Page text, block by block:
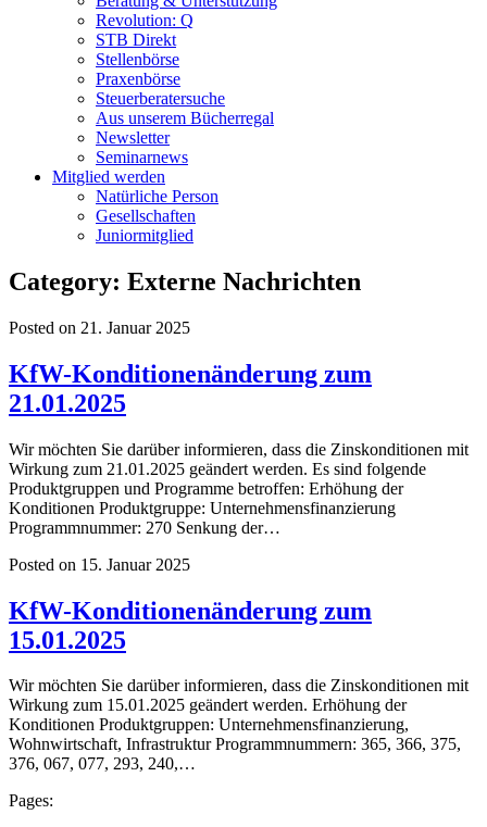
Revolution: Q
STB Direkt
Stellenbörse
Praxenbörse
Steuerberatersuche
Aus unserem Bücherregal
Newsletter
Seminarnews
Mitglied werden
Natürliche Person
Gesellschaften
Juniormitglied
Category: Externe Nachrichten
Posted on 21. Januar 2025
KfW-Konditionenänderung zum
21.01.2025
Wir möchten Sie darüber informieren, dass die Zinskonditionen mit
Wirkung zum 21.01.2025 geändert werden. Es sind folgende
Produktgruppen und Programme betroffen: Erhöhung der
Konditionen Produktgruppe: Unternehmensfinanzierung
Programmnummer: 270 Senkung der…
Posted on 15. Januar 2025
KfW-Konditionenänderung zum
15.01.2025
Wir möchten Sie darüber informieren, dass die Zinskonditionen mit
Wirkung zum 15.01.2025 geändert werden. Erhöhung der
Konditionen Produktgruppen: Unternehmensfinanzierung,
Wohnwirtschaft, Infrastruktur Programmnummern: 365, 366, 375,
376, 067, 077, 293, 240,…
Pages: